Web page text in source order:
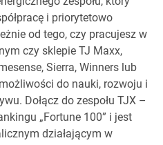
i priorytetowo
od tego, czy pracujesz w
czy sklepie TJ Maxx,
Sierra, Winners lub
do nauki, rozwoju i
Dołącz do zespołu TJX –
„Fortune 100” i jest
działającym w